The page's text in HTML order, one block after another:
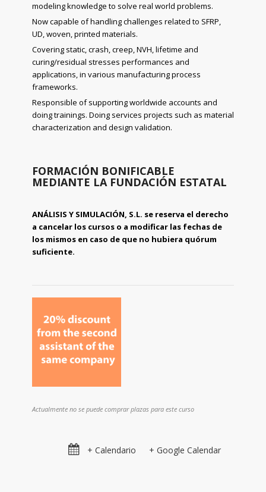
modeling knowledge to solve real world problems.
Now capable of handling challenges related to SFRP,
UD, woven, printed materials.
Covering static, crash, creep, NVH, lifetime and
curing/residual stresses performances and
applications, in various manufacturing process
frameworks.
Responsible of supporting worldwide accounts and
doing trainings. Doing services projects such as material
characterization and design validation.
FORMACIÓN BONIFICABLE
MEDIANTE LA FUNDACIÓN ESTATAL
ANÁLISIS Y SIMULACIÓN, S.L. se reserva el derecho
a cancelar los cursos o a modificar las fechas de
los mismos en caso de que no hubiera quórum
suficiente.
Actualmente no se puede comprar plazas para este curso
+ Calendario + Google Calendar